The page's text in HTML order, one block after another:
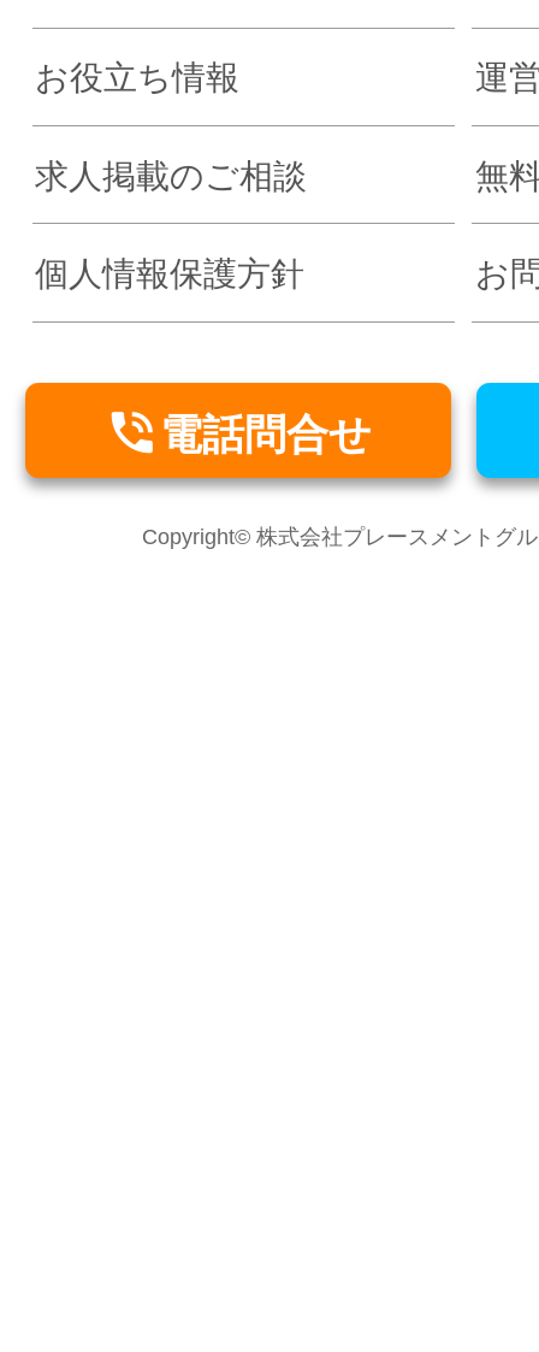
お役立ち情報 運
求人掲載のご相談 無
個人情報保護方針 お
 電話問合せ
Copyright© 株式会社プレースメントグ